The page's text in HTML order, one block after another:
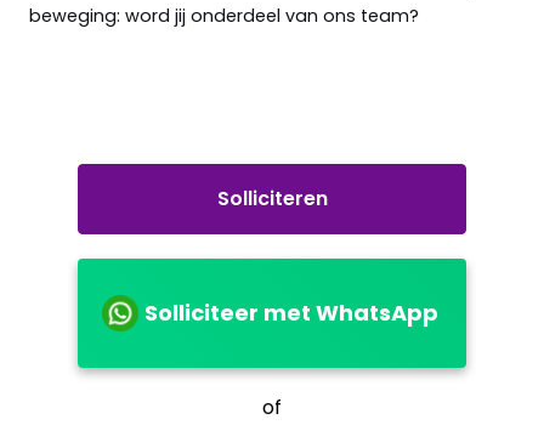
beweging: word jij onderdeel van ons team?
Solliciteren
Solliciteer met WhatsApp
of